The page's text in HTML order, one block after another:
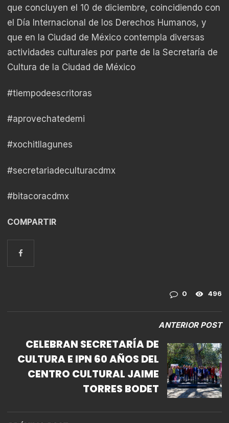
que concluyen el 10 de diciembre, coincidiendo con
el Día Internacional de los Derechos Humanos, y
que en la Ciudad de México contempla diversas
actividades culturales por parte de la Secretaría de
Cultura de la Ciudad de México
#tiempodeescritoras
#aprovechatedemi
#xochitllagunes
#secretariadeculturacdmx
#bitacoracdmx
COMPARTIR
0 496
ANTERIOR POST
CELEBRAN SECRETARÍA DE
CULTURA E IPN 60 AÑOS DEL
CENTRO CULTURAL JAIME
TORRES BODET